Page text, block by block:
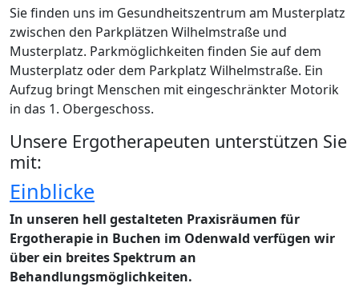
Sie finden uns im Gesundheitszentrum am Musterplatz
zwischen den Parkplätzen Wilhelmstraße und
Musterplatz. Parkmöglichkeiten finden Sie auf dem
Musterplatz oder dem Parkplatz Wilhelmstraße. Ein
Aufzug bringt Menschen mit eingeschränkter Motorik
in das 1. Obergeschoss.
Unsere Ergotherapeuten unterstützen Sie
mit:
Einblicke
In unseren hell gestalteten Praxisräumen für
Ergotherapie in Buchen im Odenwald verfügen wir
über ein breites Spektrum an
Behandlungsmöglichkeiten.